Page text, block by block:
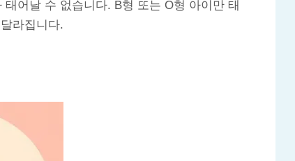
어날 수 없습니다. B형 또는 O형 아이만 태
라집니다.